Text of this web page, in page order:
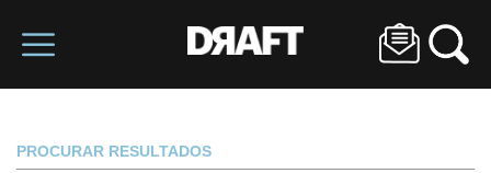
PROCURAR RESULTADOS